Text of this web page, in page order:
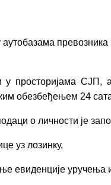
превозника
просторијама СЈП, а
обезбеђењем 24
о личности је
уз лозинку,
евиденције уручења